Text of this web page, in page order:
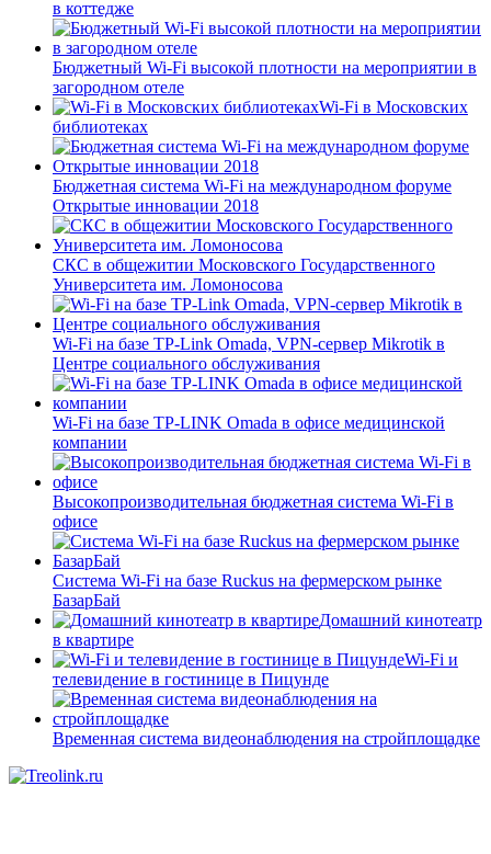
в коттедже
Бюджетный Wi-Fi высокой плотности на мероприятии в
загородном отеле
Wi-Fi в Московских
библиотеках
Бюджетная система Wi-Fi на международном форуме
Открытые инновации 2018
СКС в общежитии Московского Государственного
Университета им. Ломоносова
Wi-Fi на базе TP-Link Omada, VPN-сервер Mikrotik в
Центре социального обслуживания
Wi-Fi на базе TP-LINK Omada в офисе медицинской
компании
Высокопроизводительная бюджетная система Wi-Fi в
офисе
Система Wi-Fi на базе Ruckus на фермерском рынке
БазарБай
Домашний кинотеатр
в квартире
Wi-Fi и
телевидение в гостинице в Пицунде
Временная система видеонаблюдения на стройплощадке